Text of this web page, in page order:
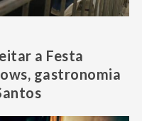
a Festa
gastronomia